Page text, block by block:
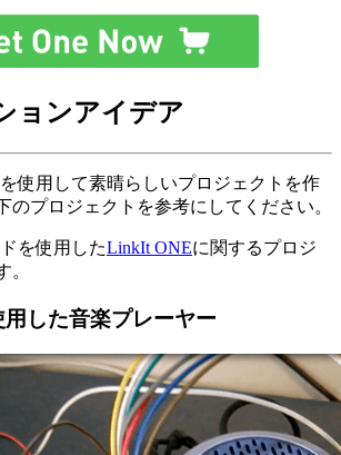
ョンアイデア
使用して素晴らしいプロジェクトを作
のプロジェクトを参考にしてください。
を使用したLinkIt ONEに関するプロジ
。
した音楽プレーヤー